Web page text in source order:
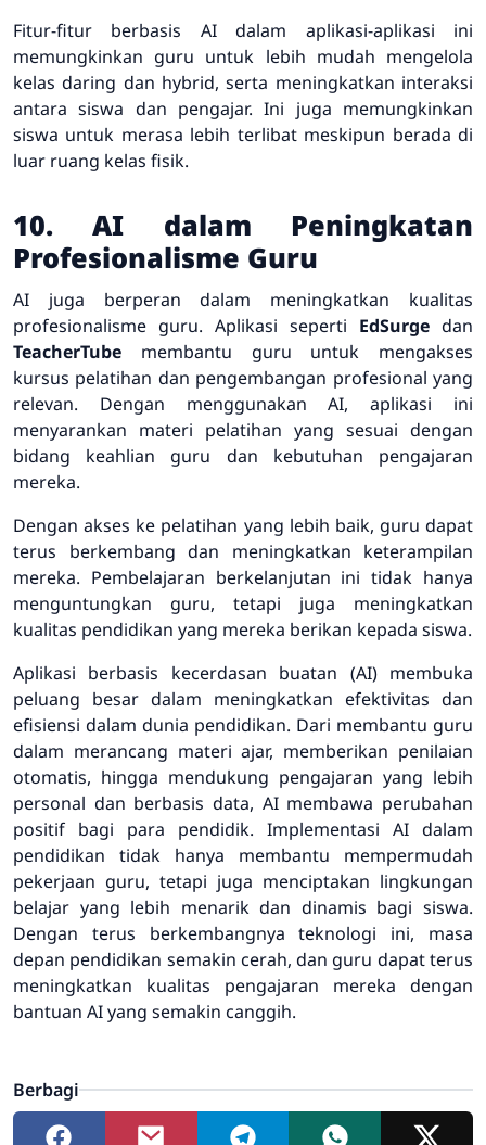
Fitur-fitur berbasis AI dalam aplikasi-aplikasi ini
memungkinkan guru untuk lebih mudah mengelola
kelas daring dan hybrid, serta meningkatkan interaksi
antara siswa dan pengajar. Ini juga memungkinkan
siswa untuk merasa lebih terlibat meskipun berada di
luar ruang kelas fisik.
10. AI dalam Peningkatan
Profesionalisme Guru
AI juga berperan dalam meningkatkan kualitas
profesionalisme guru. Aplikasi seperti EdSurge dan
TeacherTube membantu guru untuk mengakses
kursus pelatihan dan pengembangan profesional yang
relevan. Dengan menggunakan AI, aplikasi ini
menyarankan materi pelatihan yang sesuai dengan
bidang keahlian guru dan kebutuhan pengajaran
mereka.
Dengan akses ke pelatihan yang lebih baik, guru dapat
terus berkembang dan meningkatkan keterampilan
mereka. Pembelajaran berkelanjutan ini tidak hanya
menguntungkan guru, tetapi juga meningkatkan
kualitas pendidikan yang mereka berikan kepada siswa.
Aplikasi berbasis kecerdasan buatan (AI) membuka
peluang besar dalam meningkatkan efektivitas dan
efisiensi dalam dunia pendidikan. Dari membantu guru
dalam merancang materi ajar, memberikan penilaian
otomatis, hingga mendukung pengajaran yang lebih
personal dan berbasis data, AI membawa perubahan
positif bagi para pendidik. Implementasi AI dalam
pendidikan tidak hanya membantu mempermudah
pekerjaan guru, tetapi juga menciptakan lingkungan
belajar yang lebih menarik dan dinamis bagi siswa.
Dengan terus berkembangnya teknologi ini, masa
depan pendidikan semakin cerah, dan guru dapat terus
meningkatkan kualitas pengajaran mereka dengan
bantuan AI yang semakin canggih.
Berbagi